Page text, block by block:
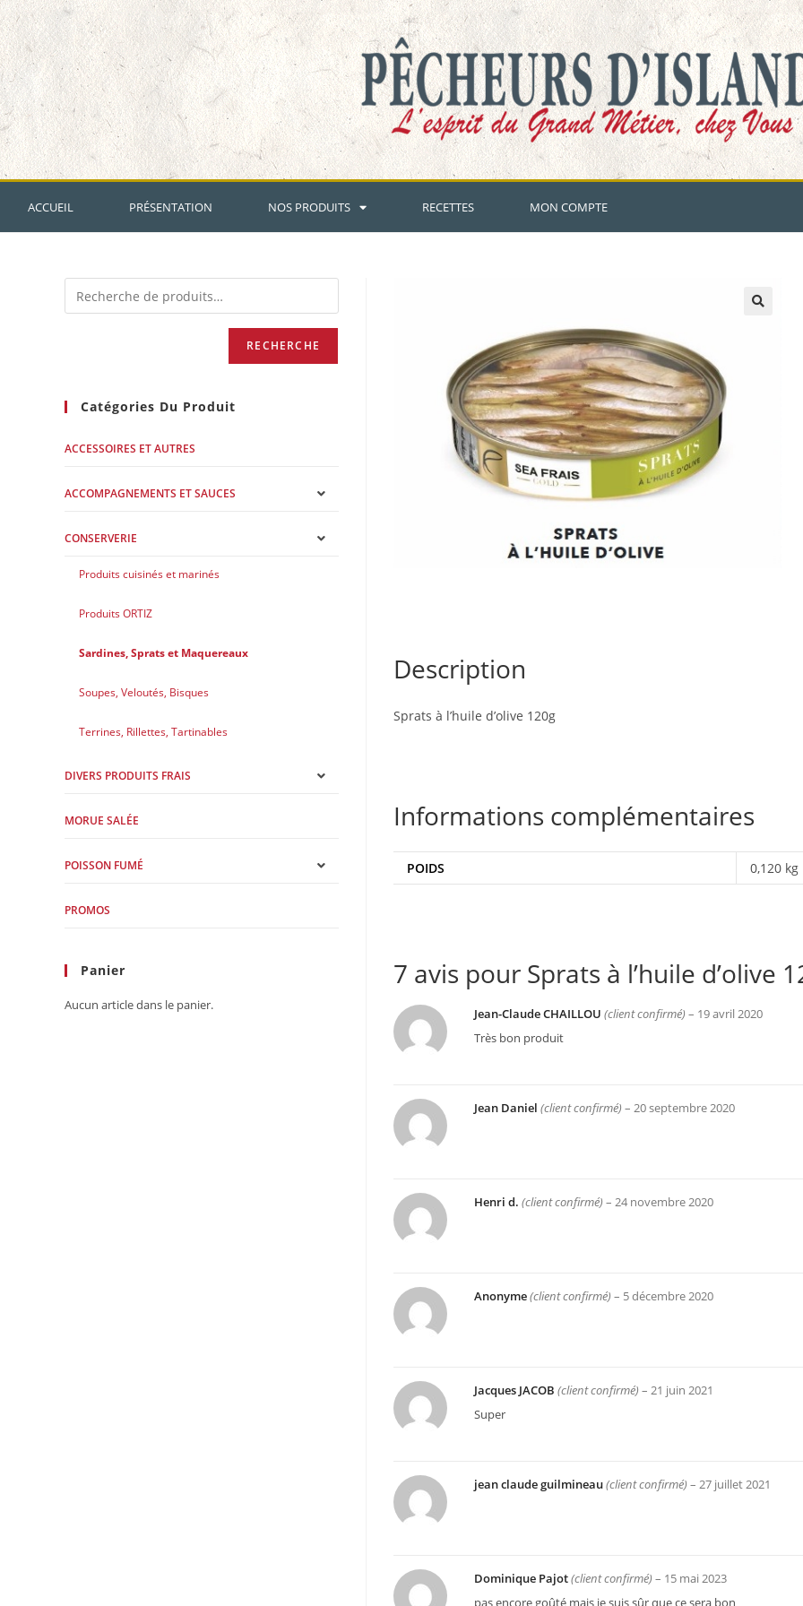
ACCUEIL PRÉSENTATION NOS PRODUITS RECETTES MON COMPTE
Description
Sprats à l’huile d’olive 120g
Informations complémentaires
POIDS 0,120 kg
7 avis pour Sprats à l’huile d’olive
Jean-Claude CHAILLOU (client confirmé) – 19 avril 2020
Très bon produit
Jean Daniel (client confirmé) – 20 septembre 2020
Henri d. (client confirmé) – 24 novembre 2020
Anonyme(client confirmé) – 5 décembre 2020
Jacques JACOB (client confirmé) – 21 juin 2021
Super
jean claude guilmineau(client confirmé) – 27 juillet 2021
Dominique Pajot(client confirmé) – 15 mai 2023
RECHERCHE
Catégories Du Produit
ACCESSOIRES ET AUTRES
ACCOMPAGNEMENTS ET SAUCES
CONSERVERIE
Produits cuisinés et marinés
Produits ORTIZ
Sardines, Sprats et Maquereaux
Soupes, Veloutés, Bisques
Terrines, Rillettes, Tartinables
DIVERS PRODUITS FRAIS
MORUE SALÉE
POISSON FUMÉ
PROMOS
Panier
Aucun article dans le panier.